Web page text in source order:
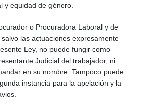
y equidad de género.
o Procuradora Laboral y de
las actuaciones expresamente
Ley, no puede fungir como
Judicial del trabajador, ni
en su nombre. Tampoco puede
instancia para la apelación y la